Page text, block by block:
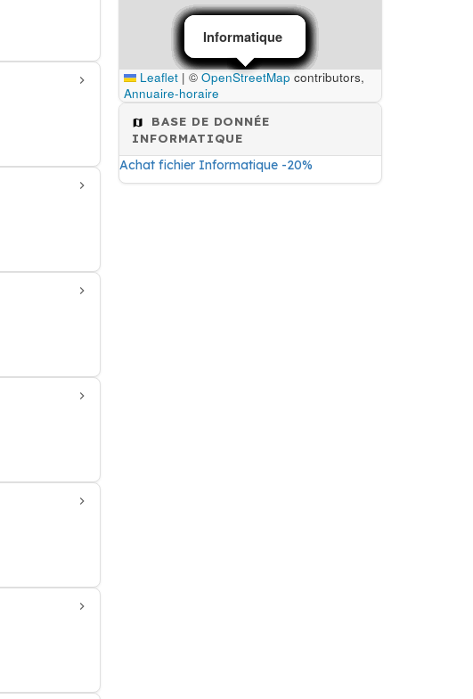
Informatique
Informatique
Informatique
Informatique
Informatique
Informatique
Informatique
Informatique
Informatique
Informatique
Informatique
Informatique
Informatique
Informatique
Informatique
Informatique
Informatique
Informatique
Leaflet | © OpenStreetMap contributors,
Annuaire-horaire
BASE DE DONNÉE
INFORMATIQUE
Achat fichier Informatique -20%